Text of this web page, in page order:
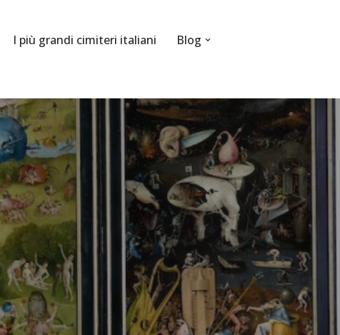
I più grandi cimiteri italiani
Blog